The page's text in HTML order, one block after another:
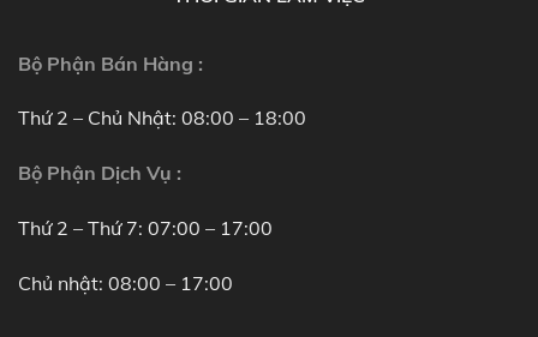
Bộ Phận Bán Hàng :
Thứ 2 – Chủ Nhật: 08:00 – 18:00
Bộ Phận Dịch Vụ :
Thứ 2 – Thứ 7: 07:00 – 17:00
Chủ nhật: 08:00 – 17:00